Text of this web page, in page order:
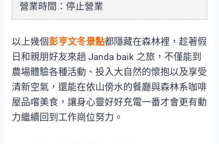
營業時間：停止營業
以上幾個彭亨文冬景點都隱藏在森林裡，趁著假
日和親朋好友來趟 Janda baik 之旅，不僅能到
農場體驗各種活動、投入大自然的懷抱以及享受
清新空氣，還能在依山傍水的餐廳與森林系咖啡
屋品嚐美食，讓身心靈好好充電一番才會更有動
力繼續回到工作崗位努力。